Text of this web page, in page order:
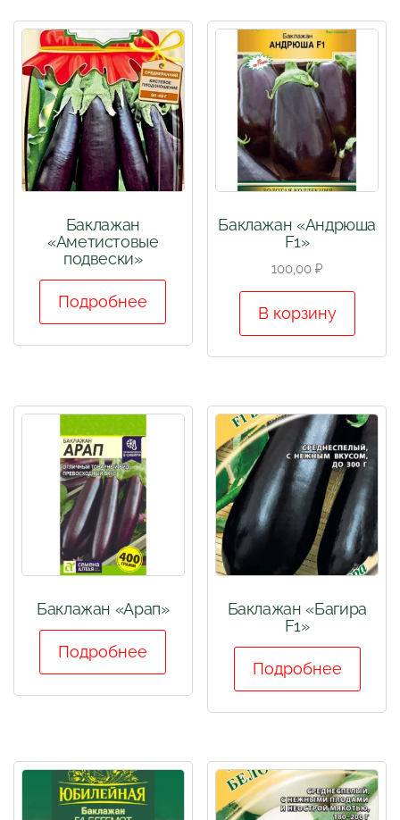
Баклажан
«Аметистовые
подвески»
Подробнее
Баклажан «Андрюша
F1»
100,00 ₽
В корзину
Баклажан «Арап»
Подробнее
Баклажан «Багира
F1»
Подробнее